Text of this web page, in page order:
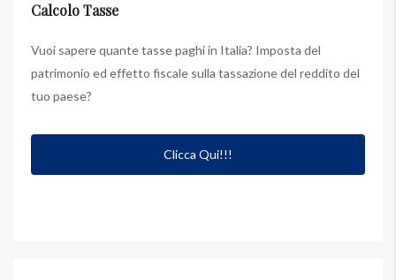
Calcolo Tasse
Vuoi sapere quante tasse paghi in Italia? Imposta del
patrimonio ed effetto fiscale sulla tassazione del reddito del
tuo paese?
Clicca Qui!!!